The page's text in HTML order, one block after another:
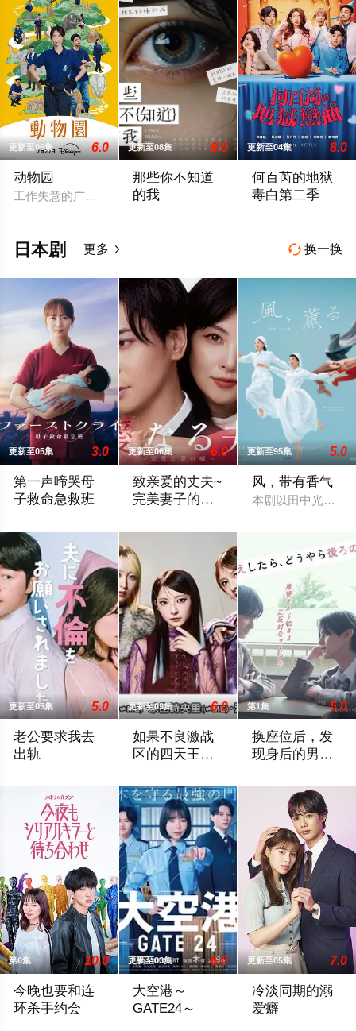
更新至06集 6.0
动物园
工作失意的广告公司创意总监朱欣葵（邵雨薇 饰）竟意外成为
更新至08集 9.0
那些你不知道
的我
更新至04集 8.0
何百芮的地狱
毒白第二季
 换一换
日本剧 更多 
更新至05集 3.0
第一声啼哭母
子救命急救班
更新至06集 6.0
致亲爱的丈夫~
完美妻子的谎
更新至95集 5.0
风，带有香气
本剧以田中光著作
更新至05集 5.0
老公要求我去
出轨
更新至09集 6.0
如果不良激战
区的四天王转
体
第1集 5.0
换座位后，发
现身后的男生
第6集 10.0
今晚也要和连
环杀手约会
更新至03集 6.0
大空港～
GATE24～
更新至05集 7.0
冷淡同期的溺
爱癖